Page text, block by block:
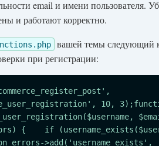
email и имени пользователя.
и работают корректно.
вашей темы следующий
при регистрации:
10,
{    if
>add('username_exists',